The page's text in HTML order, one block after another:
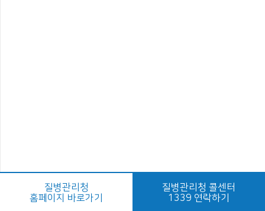
질병관리청
홈페이지 바로가기
질병관리청 콜센터
1339 연락하기